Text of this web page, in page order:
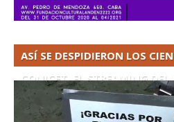
ASÍ SE DESPIDIERON LOS
CONICET. EL STREAMING DEL